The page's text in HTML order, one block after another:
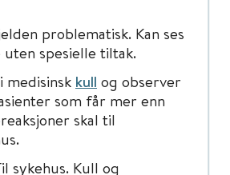
problematisk. Kan ses
uten spesielle tiltak.
kull og observer
som får mer enn
skal til
sykehus. Kull og